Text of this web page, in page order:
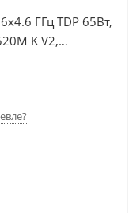
ГГц TDP 65Вт,
K V2,
DDR4 16Gb,